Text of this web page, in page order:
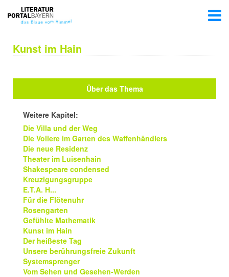
Kunst im Hain
Über das Thema
Weitere Kapitel:
Die Villa und der Weg
Die Voliere im Garten des Waffenhändlers
Die neue Residenz
Theater im Luisenhain
Shakespeare condensed
Kreuzigungsgruppe
E.T.A. H...
Für die Flötenuhr
Rosengarten
Gefühlte Mathematik
Kunst im Hain
Der heißeste Tag
Unsere berührungsfreie Zukunft
Systemsprenger
Vom Sehen und Gesehen-Werden